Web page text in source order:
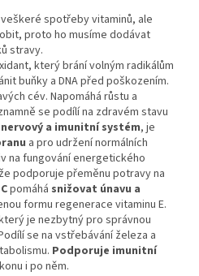
spotřeby vitaminů, ale
proto ho musíme dodávat
stravy.
který brání volným radikálům
buňky a DNA před poškozením.
cév. Napomáhá růstu a
se podílí na zdravém stavu
a imunitní systém, je
a pro udržení normálních
na fungování energetického
podporuje přeměnu potravy na
pomáhá snižovat únavu a
formu regenerace vitaminu E.
je nezbytný pro správnou
se na vstřebávání železa a
Podporuje imunitní
i po něm.